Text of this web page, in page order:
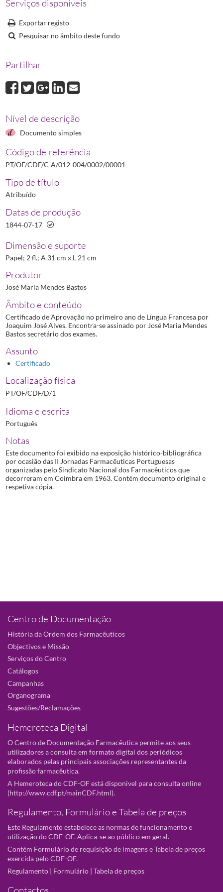
00008 Desenho à pena em dedicatória a Joaquim José Alves
Serviços disponíveis
Exportar registo
Pesquisar no âmbito deste fundo
Partilhar
Nível de descrição
Documento simples
Código de referência
PT/OF/CDF/C-A/012-004/0002/00001
Tipo de título
Atribuído
Datas de produção
1844-07-17
Dimensão e suporte
Papel; 2 fl.; A 31 cm x L 21 cm
Produtor
José Maria Mendes Bastos
Âmbito e conteúdo
Certificado de Aprovação no primeiro ano de Língua Francesa por
Joaquim José Alves. Encontra-se assinado por José Maria Mendes
Bastos secretário dos exames.
Assunto
Certificado
Localização física
PT/OF/CDF/D/1
Idioma e escrita
Português
Notas
Este documento foi exibido na exposição histórico-bibliográfica
por ocasião das II Jornadas Farmacêuticas Portuguesas
organizadas pelo Sindicato Nacional dos Farmacêuticos que
decorreram em Coimbra em 1963. Contém documento original e
respetiva cópia.
Centro de Documentação
História da Ordem dos Farmacêuticos
Objectivos e Missão
Serviços do Centro
Catálogos
Campanhas
Organograma
Sugestões/Reclamações
Hemeroteca Digital
O Centro de Documentação Farmacêutica permite aos seus
utilizadores a consulta em formato digital dos periódicos
elaborados pelas principais associações representantes da
profissão farmacêutica.
A Hemeroteca do CDF-OF está disponivel para consulta online
(http://www.cdf.pt/mainCDF.html).
Regulamento, Formulário e Tabela de preços
Este Regulamento estabelece as normas de funcionamento e
utilização do CDF-OF. Aplica-se ao público em geral.
Contém Formulário de requisição de imagens e Tabela de preços
exercida pelo CDF-OF.
Regulamento | Formulário | Tabela de preços